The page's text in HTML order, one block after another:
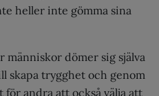
heller inte gömma sina
människor dömer sig själva
skapa trygghet och genom
andra att också välja att